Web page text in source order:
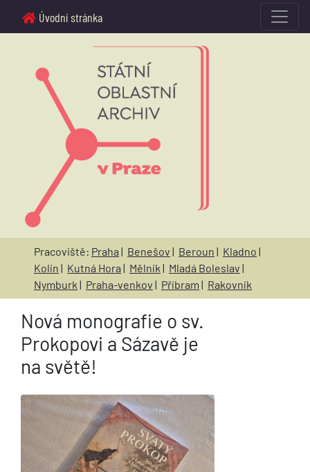
Úvodní stránka
Pracoviště: Praha | Benešov | Beroun | Kladno |
Kolín | Kutná Hora | Mělník | Mladá Boleslav |
Nymburk | Praha-venkov | Příbram | Rakovník
Nová monografie o sv.
Prokopovi a Sázavě je
na světě!